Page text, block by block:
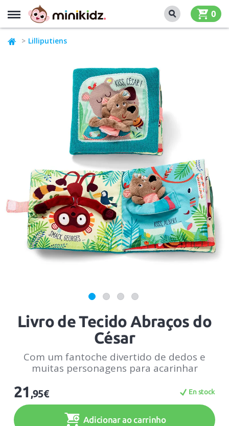
MENU
0
Lilliputiens
Livro de Tecido Abraços do
César
Com um fantoche divertido de dedos e
muitas personagens para acarinhar
21 ,95€ En stock
Adicionar ao carrinho